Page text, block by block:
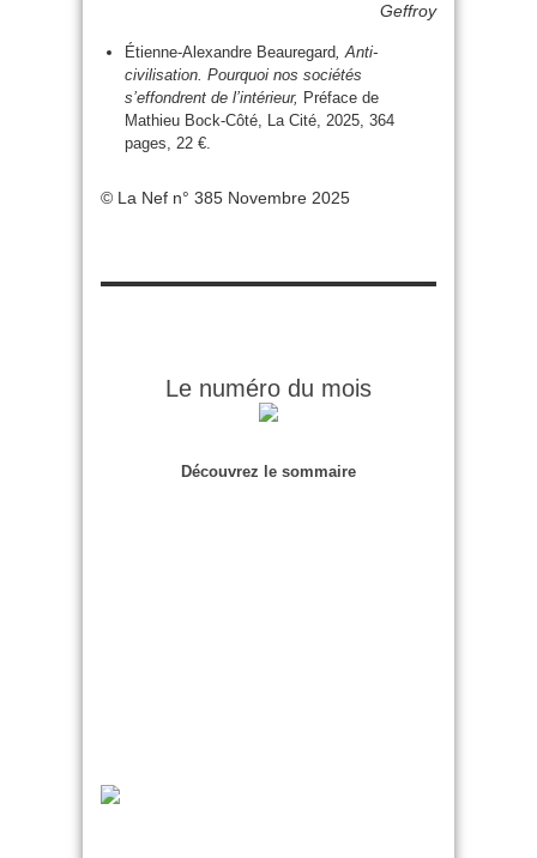
Geffroy
Étienne-Alexandre Beauregard, Anti-
civilisation. Pourquoi nos sociétés
s’effondrent de l’intérieur, Préface de
Mathieu Bock-Côté, La Cité, 2025, 364
pages, 22 €.
© La Nef n° 385 Novembre 2025
Le numéro du mois
Découvrez le sommaire